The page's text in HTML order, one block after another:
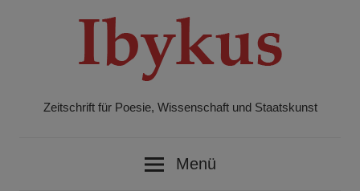
Zeitschrift für Poesie, Wissenschaft und Staatskunst
Menü